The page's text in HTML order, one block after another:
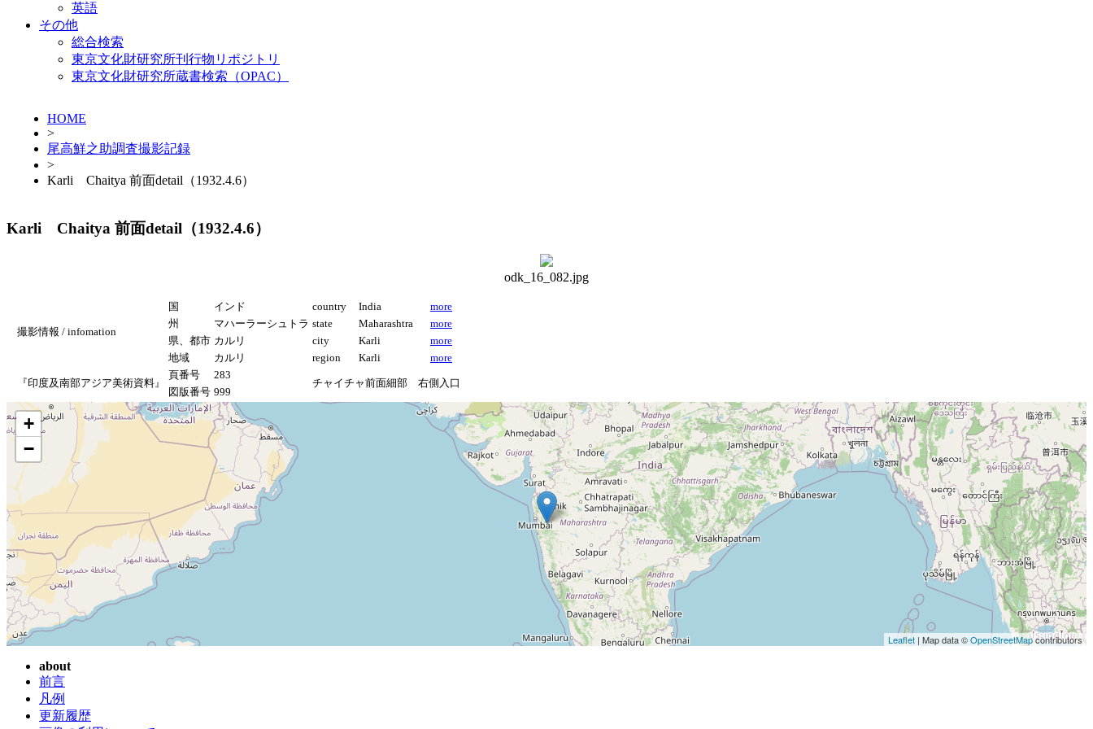
英語
その他
総合検索
東京文化財研究所刊行物リポジトリ
東京文化財研究所蔵書検索（OPAC）
HOME
>
尾高鮮之助調査撮影記録
>
Karli Chaitya 前面detail（1932.4.6）
Karli Chaitya 前面detail（1932.4.6）
odk_16_082.jpg
撮影情報 / infomation
国 インド country India
more
州
マハーラーシュトラ state Maharashtra
more
県、都市 カルリ city Karli
more
地域
カルリ region Karli more
『印度及南部アジア美術資料』
頁番号 283
チャイチャ前面細部 右側入口
図版番号 999
+
−
Leaflet | Map data ©OpenStreetMapcontributors
about
前言
凡例
更新履歴